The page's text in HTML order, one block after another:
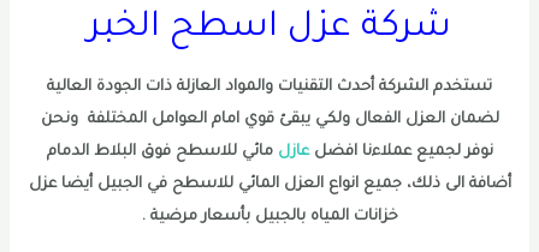
شركة عزل اسطح الخبر
تستخدم الشركة أحدث التقنيات والمواد العازلة ذات الجودة العالية
لضمان العزل الفعال ولكي يبقئ قوي امام العوامل المختلفة ونحن
نوفر لجميع عملاءنا افضلعازل مائي للاسطح فوق البلاط الدمام
أضافة الى ذلك، جميع انواع العزل المائي للاسطح في الجبيل أيضا عزل
خزانات المياه بالجبيل بأسعار مرضية .